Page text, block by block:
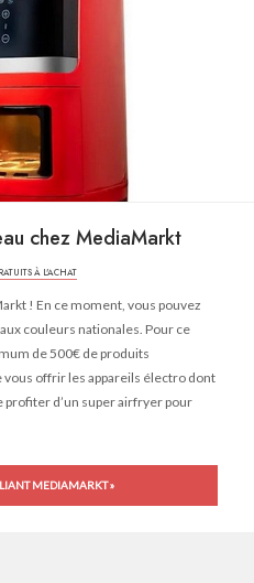
chez MediaMarkt
À L'ACHAT
! En ce moment, vous pouvez
couleurs nationales. Pour ce
de 500€ de produits
vous offrir les appareils électro dont
profiter d’un super airfryer pour
MEDIAMARKT »